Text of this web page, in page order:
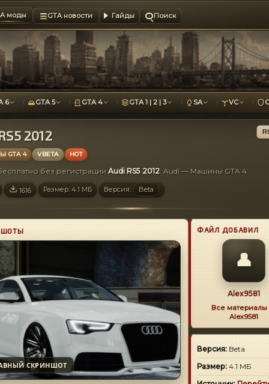
моды GTA новости Гайды Поиск
6 GTA 5 GTA 4 GTA 1 | 2 | 3 SA VC
2012
GTA 4 VBETA HOT
без регистрации Audi RS5 2012: Audi — Машины GTA 4
1616 Размер: 4.1 МБ Версия: Beta
СКРИНШОТ
ФАЙЛ ДОБАВИЛ
👤
Alex9581
Все материалы
Alex9581
Версия: Beta
Размер: 4.1 МБ